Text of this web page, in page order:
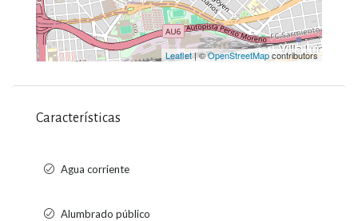
Leaflet| ©OpenStreetMapcontributors
Características
Agua corriente
Alumbrado público